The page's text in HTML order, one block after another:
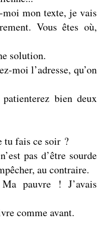
mon texte, je vais
Vous êtes où,
solution.
moi l’adresse, qu’on
bien deux
tu fais ce soir ?
pas d’être sourde
au contraire.
pauvre ! J’avais
comme avant.